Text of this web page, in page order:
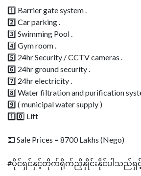
1️⃣ Barrier gate system .
2️⃣ Car parking .
3️⃣ Swimming Pool .
4️⃣ Gym room .
5️⃣ 24hr Security / CCTV cameras .
6️⃣ 24hr ground security .
7️⃣ 24hr electricity .
8️⃣ Water filtration and purification
9️⃣ ( municipal water supply )
1️⃣0️⃣ Lift
💵 Sale Prices = 8700 Lakhs (Nego)
#ပိုင်ရှင်နှင့်တိုက်ရိုက်ညှိနှိုင်းနိုင်ပါသည်ရှင့်